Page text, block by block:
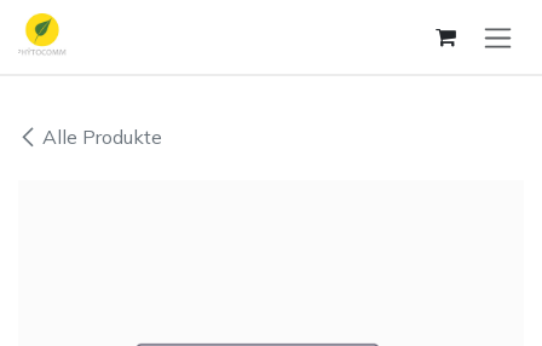
Zum Inhalt springen
Alle Produkte